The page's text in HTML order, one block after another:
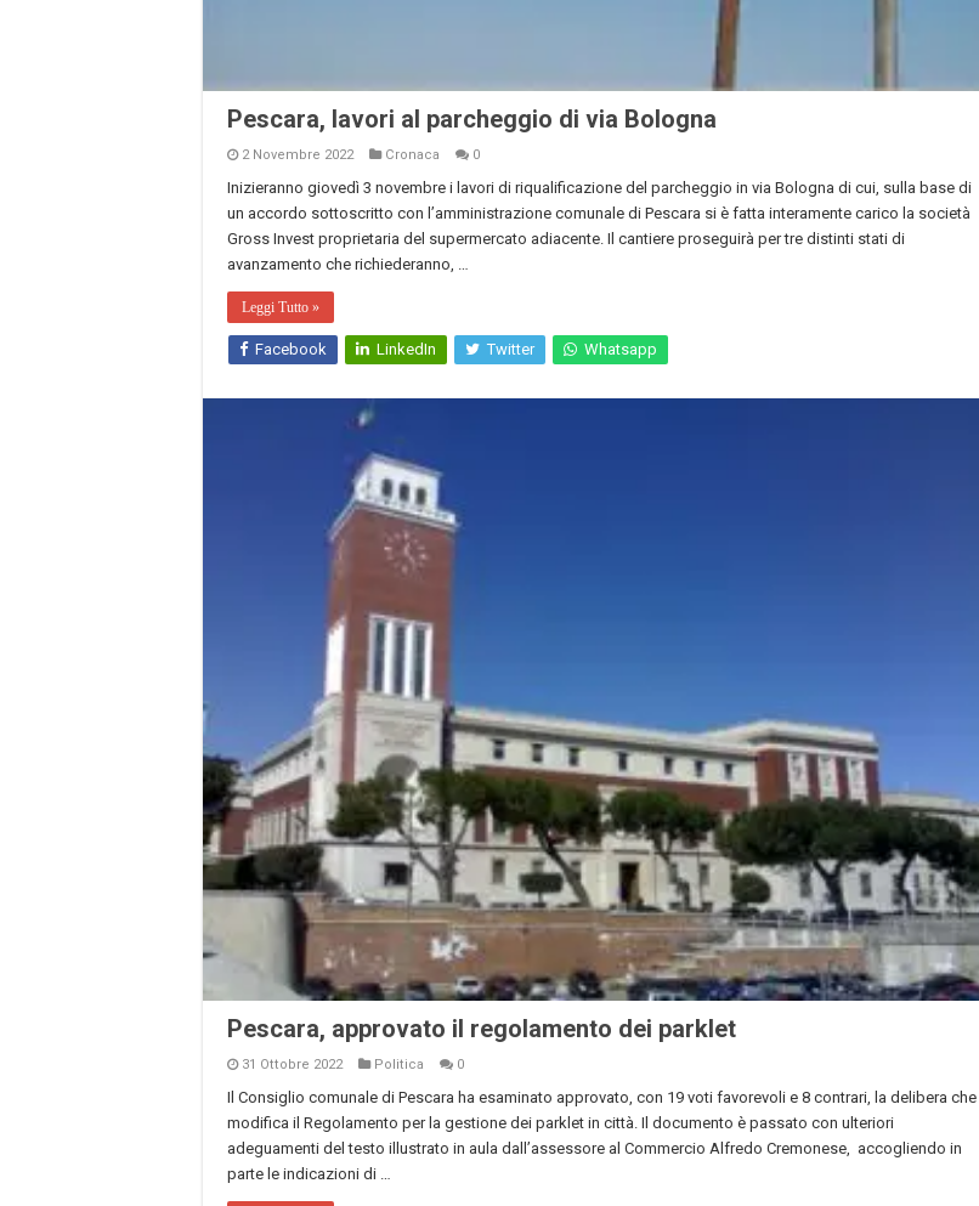
Pescara, lavori al parcheggio di via Bologna
2 Novembre 2022 Cronaca 0
Inizieranno giovedì 3 novembre i lavori di riqualificazione del parcheggio in via Bologna di cui, sulla base di
un accordo sottoscritto con l’amministrazione comunale di Pescara si è fatta interamente carico la società
Gross Invest proprietaria del supermercato adiacente. Il cantiere proseguirà per tre distinti stati di
avanzamento che richiederanno, …
Leggi Tutto »
Facebook LinkedIn Twitter Whatsapp
Pescara, approvato il regolamento dei parklet
31 Ottobre 2022 Politica 0
Il Consiglio comunale di Pescara ha esaminato approvato, con 19 voti favorevoli e 8 contrari, la delibera che
modifica il Regolamento per la gestione dei parklet in città. Il documento è passato con ulteriori
adeguamenti del testo illustrato in aula dall’assessore al Commercio Alfredo Cremonese, accogliendo in
parte le indicazioni di …